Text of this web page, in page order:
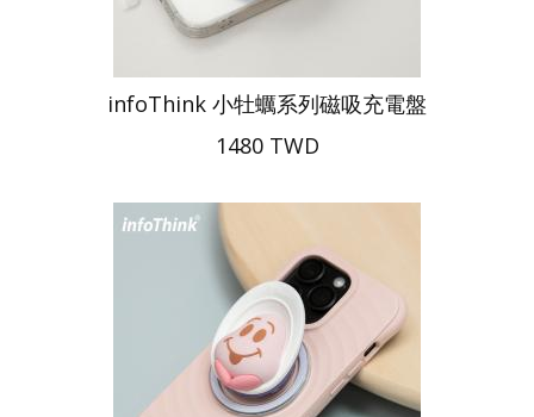
infoThink 小牡蠣系列磁吸充電盤
1480 TWD